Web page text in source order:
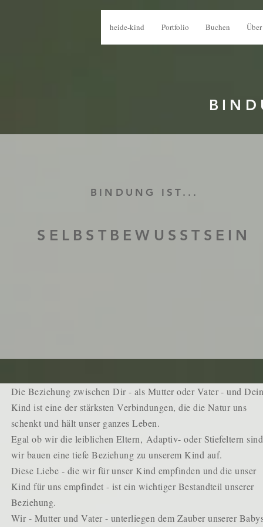
heide-kind Portfolio Buchen
BINDUNG IST...
SELBSTBEWUSSTSEIN
Die Beziehung zwischen Dir - als Mutter oder Vater - und
Kind ist eine der stärksten Verbindungen, die die Natur uns
schenkt und hält unser ganzes Leben.
Egal ob wir die leiblichen Eltern, Adaptiv- oder Stiefeltern
wir bauen eine tiefe Beziehung zu unserem Kind auf.
Diese Liebe - die wir für unser Kind empfinden und die unser
Kind für uns empfindet - ist ein wichtiger Bestandteil unserer
Beziehung.
Wir - Mutter und Vater - unterliegen dem Zauber unserer